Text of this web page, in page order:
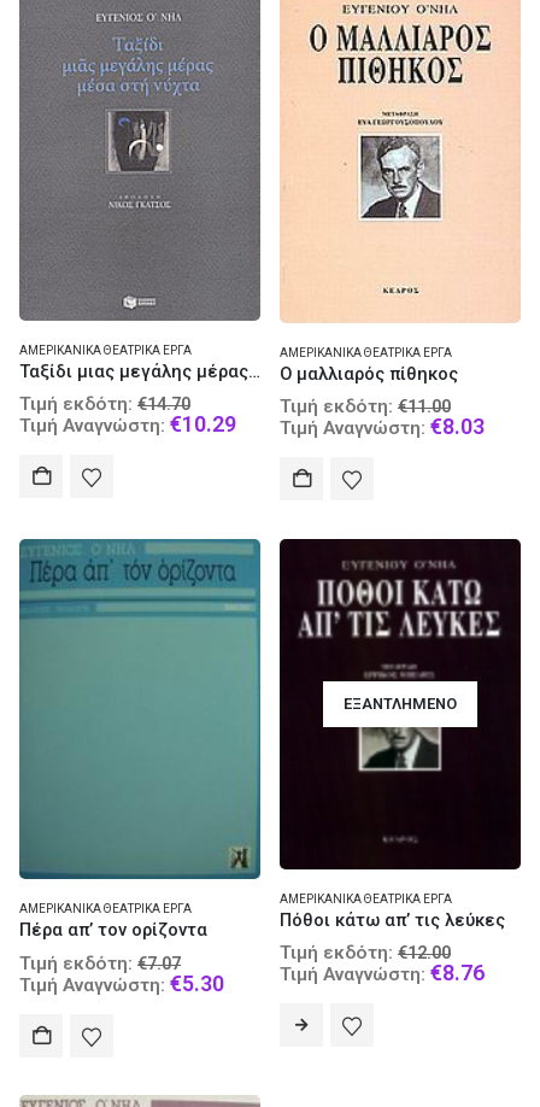
ΑΜΕΡΙΚΑΝΙΚΆ ΘΕΑΤΡΙΚΆ ΈΡΓΑ
Ταξίδι μιας μεγάλης μέρας μέσα στη νύχτα
Τιμή εκδότη: €14.70
price
Τιμή Αναγνώστη: €10.29Current
€10.29.
ΑΜΕΡΙΚΑΝΙΚΆ ΘΕΑΤΡΙΚΆ ΈΡΓΑ
Ο μαλλιαρός πίθηκος
Τιμή εκδότη: €11.00
price
Τιμή Αναγνώστη: €8.03
ΑΜΕΡΙΚΑΝΙΚΆ ΘΕΑΤΡΙΚΆ ΈΡΓΑ
Πέρα απ’ τον ορίζοντα
Τιμή εκδότη: €7.07
price
Τιμή Αναγνώστη: €5.30Current
ΕΞΑΝΤΛΗΜΈΝΟ
ΑΜΕΡΙΚΑΝΙΚΆ ΘΕΑΤΡΙΚΆ ΈΡΓΑ
Πόθοι κάτω απ’ τις λεύκες
Τιμή εκδότη: €12.00
price
Τιμή Αναγνώστη: €8.76